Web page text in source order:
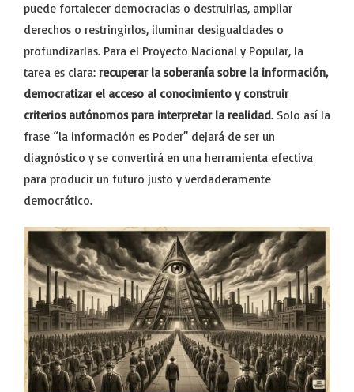
puede fortalecer democracias o destruirlas, ampliar
derechos o restringirlos, iluminar desigualdades o
profundizarlas. Para el Proyecto Nacional y Popular, la
tarea es clara: recuperar la soberanía sobre la información,
democratizar el acceso al conocimiento y construir
criterios autónomos para interpretar la realidad. Solo así la
frase “la información es Poder” dejará de ser un
diagnóstico y se convertirá en una herramienta efectiva
para producir un futuro justo y verdaderamente
democrático.